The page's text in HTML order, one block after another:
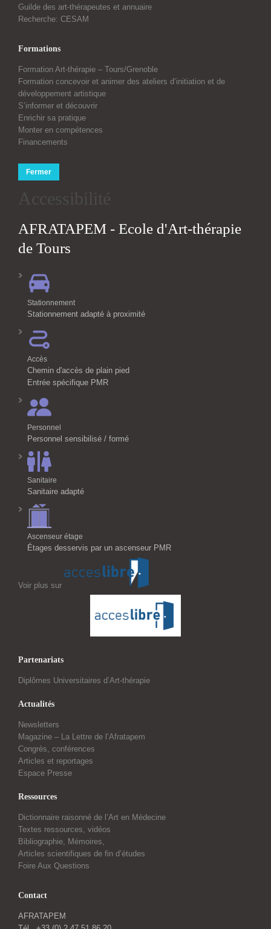
Guilde des art-thérapeutes et annuaire
Recherche: CESAM
Formations
Formation Art-thérapie – Tours/Grenoble
Formation concevoir et animer des ateliers d’initiation et de
développement artistique
S’informer et découvrir
Enrichir sa pratique
Monter en compétences
Financements
Fermer
Accessibilité
AFRATAPEM - Ecole d'Art-thérapie
de Tours
Stationnement
Stationnement adapté à proximité
Accès
Chemin d'accès de plain pied
Entrée spécifique PMR
Personnel
Personnel sensibilisé / formé
Sanitaire
Sanitaire adapté
Ascenseur étage
Étages desservis par un ascenseur PMR
Voir plus sur
Partenariats
Diplômes Universitaires d’Art-thérapie
Actualités
Newsletters
Magazine – La Lettre de l’Afratapem
Congrès, conférences
Articles et reportages
Espace Presse
Ressources
Dictionnaire raisonné de l’Art en Médecine
Textes ressources, vidéos
Bibliographie, Mémoires,
Articles scientifiques de fin d’études
Foire Aux Questions
Contact
AFRATAPEM